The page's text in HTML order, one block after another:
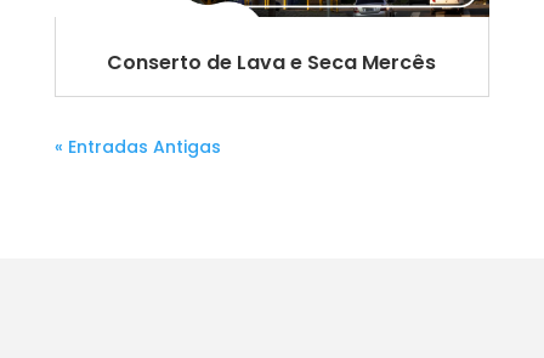
Conserto de Lava e Seca Mercês
« Entradas Antigas